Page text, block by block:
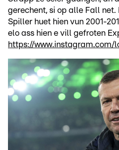
gerechent, si op alle Fall net.
Spiller huet hien vun 2001-
elo ass hien e vill gefroten
https://www.instagram.com/